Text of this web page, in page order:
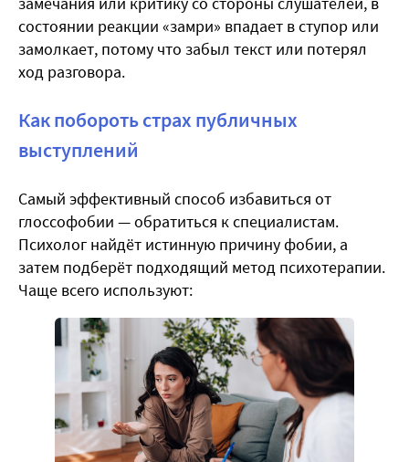
состоянии реакции «замри» впадает в ступор или
замолкает, потому что забыл текст или потерял
ход разговора.
Как побороть страх публичных
выступлений
Самый эффективный способ избавиться от
глоссофобии — обратиться к специалистам.
Психолог найдёт истинную причину фобии, а
затем подберёт подходящий метод психотерапии.
Чаще всего используют: